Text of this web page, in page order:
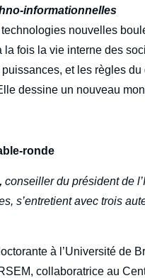
informationnelles
technologies nouvelles
la fois la vie interne des
et les règles
dessine un nouveau
ronde
conseiller du président de
s’entretient avec trois
à l’Université de
collaboratrice au